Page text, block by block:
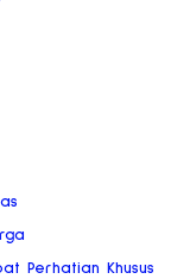
Perhatian Khusus